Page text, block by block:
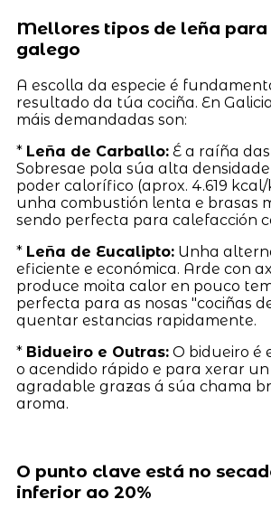
Mellores tipos de leña para
galego
A escolla da especie é
resultado da túa cociña. En
máis demandadas son:
* Leña de Carballo:É a raíña
Sobresae pola súa alta
poder calorífico (aprox. 4.619
unha combustión lenta e brasas
sendo perfecta para calefacción
* Leña de Eucalipto:Unha
eficiente e económica. Arde con
produce moita calor en pouco
perfecta para as nosas "cociñas
quentar estancias rapidamente.
* Bidueiro e Outras:O bidueiro é
o acendido rápido e para xerar
agradable grazas á súa chama
aroma.
O punto clave está no
inferior ao 20%